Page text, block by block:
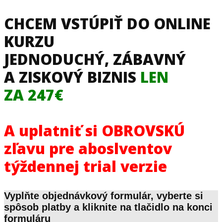
CHCEM VSTÚPIŤ DO ONLINE
KURZU
JEDNODUCHÝ, ZÁBAVNÝ
A ZISKOVÝ BIZNIS LEN
ZA 247€
A uplatniť si OBROVSKÚ
zľavu pre aboslventov
týždennej trial verzie
Vyplňte objednávkový formulár, vyberte si
spôsob platby a kliknite na tlačidlo na konci
formuláru